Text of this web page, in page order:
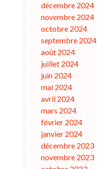
décembre 2024
novembre 2024
octobre 2024
septembre 2024
août 2024
juillet 2024
juin 2024
mai 2024
avril 2024
mars 2024
février 2024
janvier 2024
décembre 2023
novembre 2023